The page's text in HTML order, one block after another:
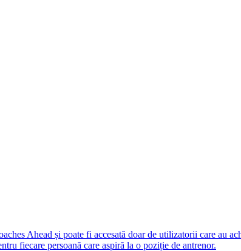
Ahead și poate fi accesată doar de utilizatorii care au
fiecare persoană care aspiră la o poziție de antrenor.